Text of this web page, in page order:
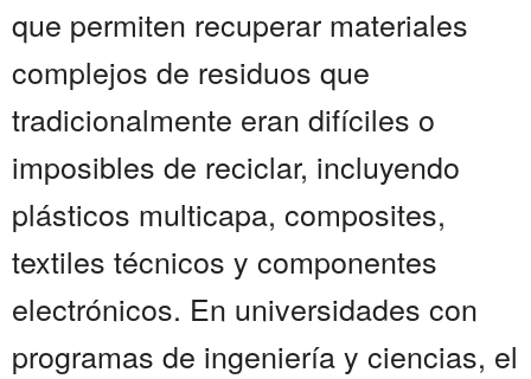
que permiten recuperar materiales
complejos de residuos que
tradicionalmente eran difíciles o
imposibles de reciclar, incluyendo
plásticos multicapa, composites,
textiles técnicos y componentes
electrónicos. En universidades con
programas de ingeniería y ciencias, el